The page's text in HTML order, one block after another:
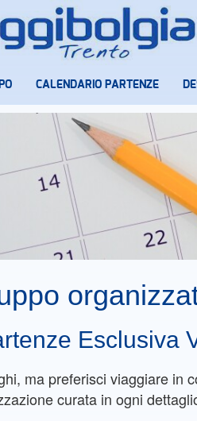
CALENDARIO PARTENZE
Esclusiva
ma preferisci viaggiare in
curata in ogni